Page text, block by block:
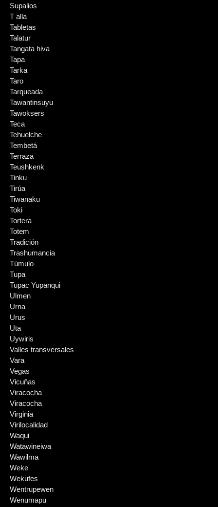
Supalios
T alla
Tabletas
Talatur
Tangata hiva
Tapa
Tarka
Taro
Tarqueada
Tawantinsuyu
Tawoksers
Teca
Tehuelche
Tembetá
Terraza
Teushkenk
Tinku
Tirúa
Tiwanaku
Toki
Tortera
Totem
Tradición
Trashumancia
Túmulo
Tupa
Tupac Yupanqui
Ulmen
Urna
Urus
Uta
Uywiris
Valles transversales
Vara
Vegas
Vicuñas
Viracocha
Viracocha
Virginia
Virilocalidad
Waqui
Watawineiwa
Wawilma
Weke
Wekufes
Wentrupewen
Wenumapu